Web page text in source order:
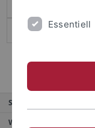
Service
Weitere Angebote
Essentiell